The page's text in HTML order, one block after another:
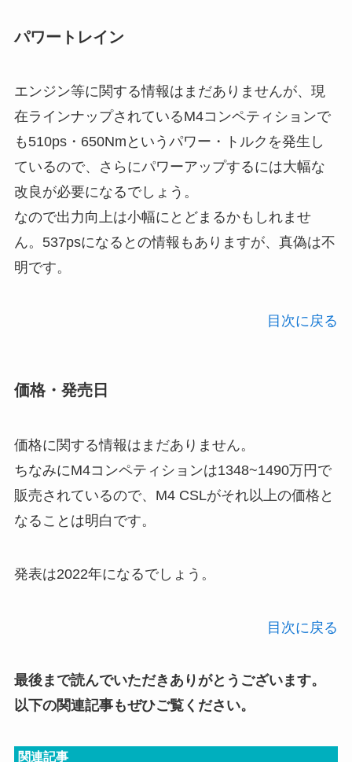
パワートレイン
エンジン等に関する情報はまだありませんが、現
在ラインナップされているM4コンペティションで
も510ps・650Nmというパワー・トルクを発生し
ているので、さらにパワーアップするには大幅な
改良が必要になるでしょう。
なので出力向上は小幅にとどまるかもしれませ
ん。537psになるとの情報もありますが、真偽は不
明です。
目次に戻る
価格・発売日
価格に関する情報はまだありません。
ちなみにM4コンペティションは1348~1490万円で
販売されているので、M4 CSLがそれ以上の価格と
なることは明白です。
発表は2022年になるでしょう。
目次に戻る
最後まで読んでいただきありがとうございます。
以下の関連記事もぜひご覧ください。
関連記事